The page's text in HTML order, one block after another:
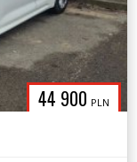
44 900 PLN